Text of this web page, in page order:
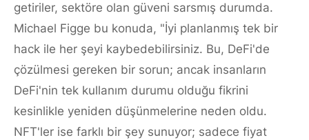
getiriler, sektöre olan güveni sarsmış durumda.
Michael Figge bu konuda, "İyi planlanmış tek bir
hack ile her şeyi kaybedebilirsiniz. Bu, DeFi'de
çözülmesi gereken bir sorun; ancak insanların
DeFi'nin tek kullanım durumu olduğu fikrini
kesinlikle yeniden düşünmelerine neden oldu.
NFT'ler ise farklı bir şey sunuyor; sadece fiyat